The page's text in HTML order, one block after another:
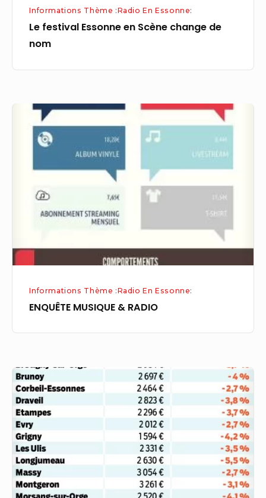
Informations Thème :Radio En Essonne:
Le festival Essonne en Scène change de
nom
ENQUÊTE
MUSIQUE
Informations Thème :Radio En Essonne:
ENQUÊTE MUSIQUE & RADIO
Prix
m2
immobilier
en
Essonne
en
avril
2023